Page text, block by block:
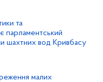
та
парламентський
шахтних вод Кривбасу
малих